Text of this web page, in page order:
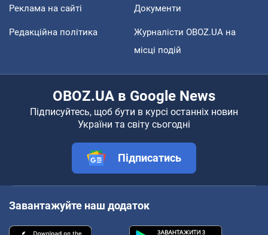
Реклама на сайті Документи
Редакційна політика
Журналісти OBOZ.UA на
місці подій
OBOZ.UA в Google News
Підписуйтесь, щоб бути в курсі останніх новин
України та світу сьогодні
Підписатись
Завантажуйте наш додаток